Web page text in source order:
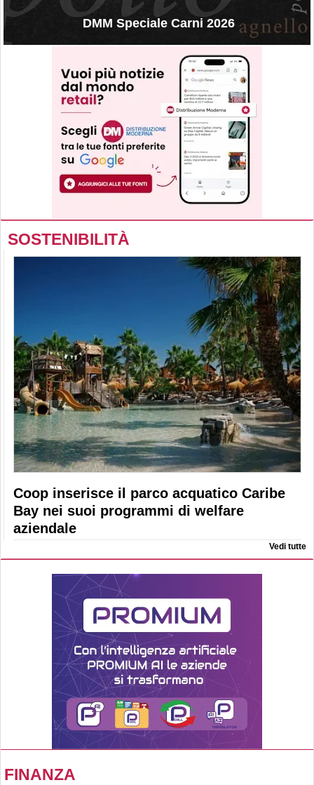
DMM Speciale Carni 2026
SOSTENIBILITÀ
Coop inserisce il parco acquatico Caribe
Bay nei suoi programmi di welfare
aziendale
Vedi tutte
FINANZA